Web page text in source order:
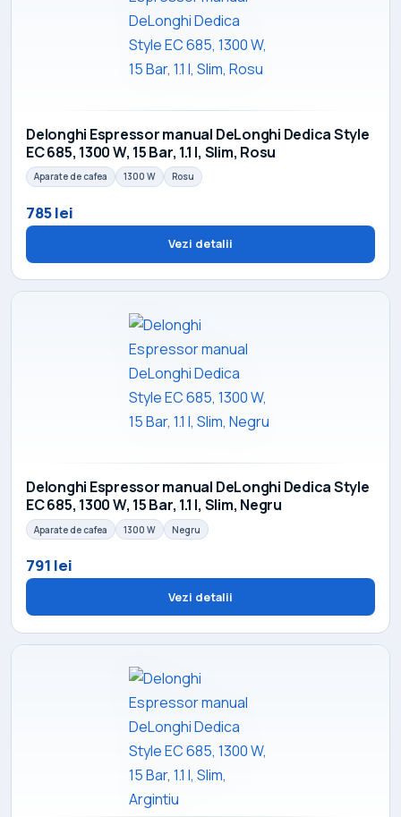
Delonghi Espressor manual DeLonghi Dedica Style
EC 685, 1300 W, 15 Bar, 1.1 l, Slim, Rosu
Aparate de cafea 1300 W Rosu
785 lei
Vezi detalii
Delonghi Espressor manual DeLonghi Dedica Style
EC 685, 1300 W, 15 Bar, 1.1 l, Slim, Negru
Aparate de cafea 1300 W Negru
791 lei
Vezi detalii